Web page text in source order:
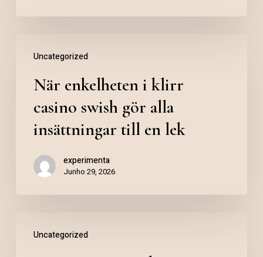
Uncategorized
När enkelheten i klirr
casino swish gör alla
insättningar till en lek
experimenta
Junho 29, 2026
Uncategorized